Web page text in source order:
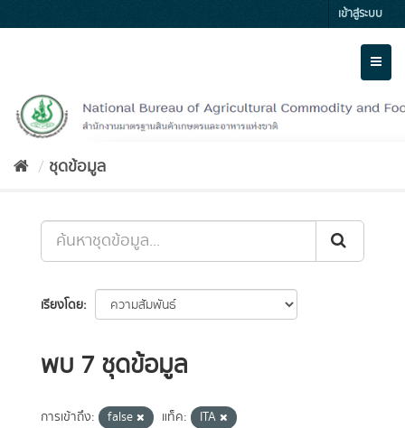
to
เข้าสู่ระบบ
ชุดข้อมูล
เรียงโดย
พบ 7 ชุดข้อมูล
การเข้าถึง: false แท็ค:
ITA